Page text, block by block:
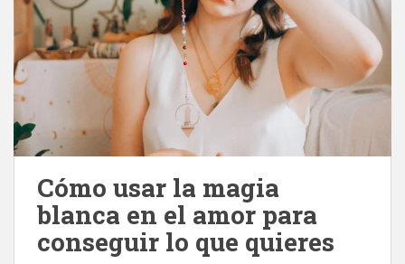
Cómo usar la magia
blanca en el amor para
conseguir lo que quieres